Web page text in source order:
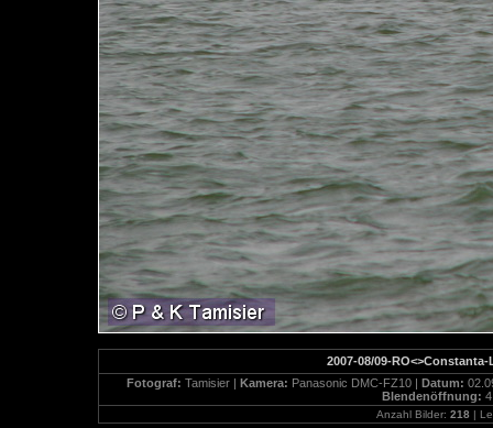
2007-08/09-
Fotograf: Tamisier | Kamera: Panasonic DMC-FZ10 | Datum:
Blendenöffnung:
Anzahl Bilder: 218 |